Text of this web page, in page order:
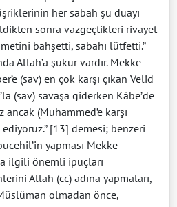
her sabah şu duayı
sonra vazgeçtikleri rivayet
bahşetti, sabahı lütfetti.”
Allah’a şükür vardır. Mekke
(sav) en çok karşı çıkan Velid
(sav) savaşa giderken Kâbe’de
ancak (Muhammed’e karşı
[13] demesi; benzeri
yapması Mekke
ilgili önemli ipuçları
Allah (cc) adına yapmaları,
olmadan önce,